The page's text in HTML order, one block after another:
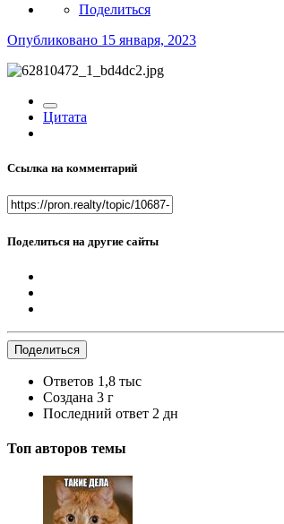
Поделиться
Опубликовано 15 января, 2023
Цитата
Ссылка на комментарий
Поделиться на другие сайты
Поделиться
Ответов 1,8 тыс
Создана 3 г
Последний ответ 2 дн
Топ авторов темы